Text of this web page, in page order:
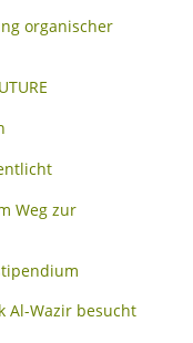
organischer
Weg zur
Al-Wazir besucht